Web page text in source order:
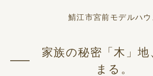
鯖江市宮前モデルハウ
家族の秘密「木」地
まる。